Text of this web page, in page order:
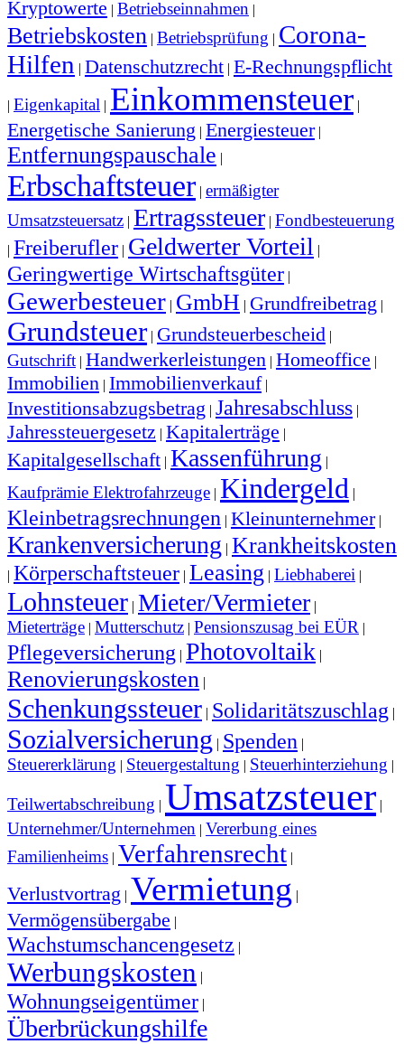
Kryptowerte | Betriebseinnahmen |
Betriebskosten | Betriebsprüfung | Corona-
Hilfen | Datenschutzrecht | E-Rechnungspflicht
| Eigenkapital | Einkommensteuer |
Energetische Sanierung | Energiesteuer|
Entfernungspauschale |
Erbschaftsteuer | ermäßigter
Umsatzsteuersatz | Ertragssteuer | Fondbesteuerung
| Freiberufler | Geldwerter Vorteil |
Geringwertige Wirtschaftsgüter |
Gewerbesteuer | GmbH | Grundfreibetrag |
Grundsteuer | Grundsteuerbescheid |
Gutschrift | Handwerkerleistungen | Homeoffice |
Immobilien | Immobilienverkauf |
Investitionsabzugsbetrag | Jahresabschluss |
Jahressteuergesetz | Kapitalerträge |
Kapitalgesellschaft | Kassenführung |
Kaufprämie Elektrofahrzeuge | Kindergeld |
Kleinbetragsrechnungen | Kleinunternehmer|
Krankenversicherung | Krankheitskosten
| Körperschaftsteuer | Leasing | Liebhaberei |
Lohnsteuer | Mieter/Vermieter |
Mieterträge | Mutterschutz | Pensionszusag bei EÜR |
Pflegeversicherung | Photovoltaik |
Renovierungskosten |
Schenkungssteuer | Solidaritätszuschlag |
Sozialversicherung | Spenden |
Steuererklärung | Steuergestaltung | Steuerhinterziehung |
Teilwertabschreibung | Umsatzsteuer |
Unternehmer/Unternehmen | Vererbung eines
Familienheims | Verfahrensrecht |
Verlustvortrag | Vermietung |
Vermögensübergabe |
Wachstumschancengesetz |
Werbungskosten |
Wohnungseigentümer |
Überbrückungshilfe